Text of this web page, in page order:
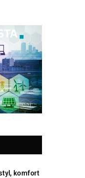
komfort